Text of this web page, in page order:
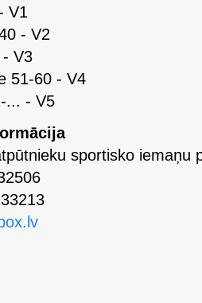
V1
- V2
- V3
51-60 - V4
... - V5
sportisko iemaņu